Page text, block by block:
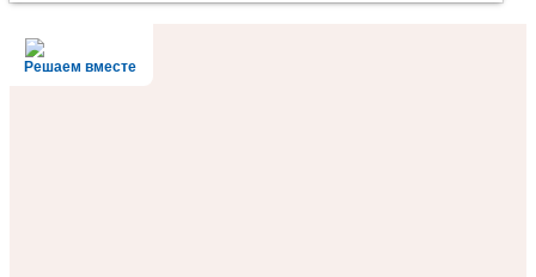
Решаем вместе